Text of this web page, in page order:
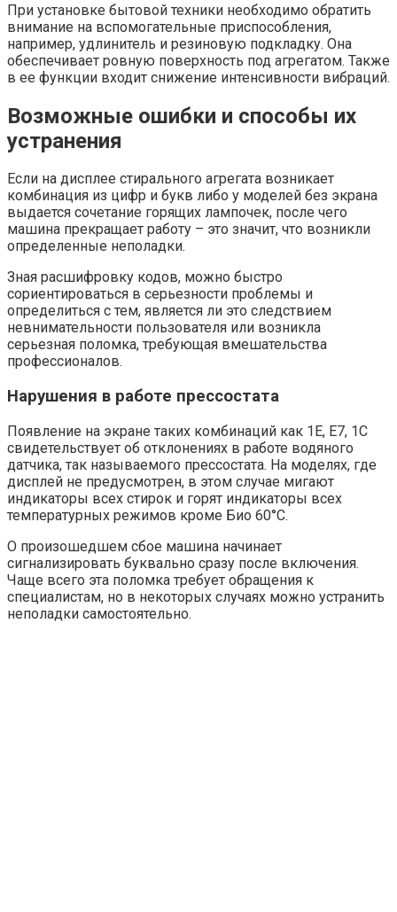
При установке бытовой техники необходимо обратить
внимание на вспомогательные приспособления,
например, удлинитель и резиновую подкладку. Она
обеспечивает ровную поверхность под агрегатом. Также
в ее функции входит снижение интенсивности вибраций.
Возможные ошибки и способы их
устранения
Если на дисплее стирального агрегата возникает
комбинация из цифр и букв либо у моделей без экрана
выдается сочетание горящих лампочек, после чего
машина прекращает работу – это значит, что возникли
определенные неполадки.
Зная расшифровку кодов, можно быстро
сориентироваться в серьезности проблемы и
определиться с тем, является ли это следствием
невнимательности пользователя или возникла
серьезная поломка, требующая вмешательства
профессионалов.
Нарушения в работе прессостата
Появление на экране таких комбинаций как 1Е, Е7, 1С
свидетельствует об отклонениях в работе водяного
датчика, так называемого прессостата. На моделях, где
дисплей не предусмотрен, в этом случае мигают
индикаторы всех стирок и горят индикаторы всех
температурных режимов кроме Био 60°C.
О произошедшем сбое машина начинает
сигнализировать буквально сразу после включения.
Чаще всего эта поломка требует обращения к
специалистам, но в некоторых случаях можно устранить
неполадки самостоятельно.